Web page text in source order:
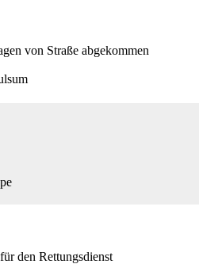
von Straße abgekommen
den Rettungsdienst